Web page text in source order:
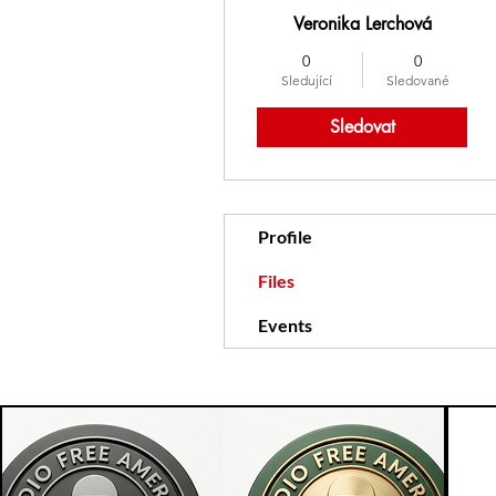
Veronika Lerchová
0
Sledující
0
Sledované
Sledovat
Profile
Files
Events